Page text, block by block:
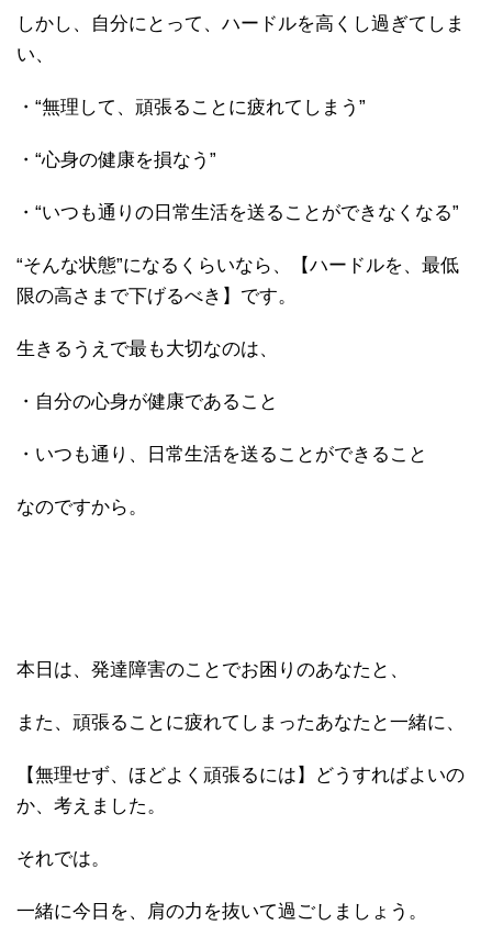
しかし、自分にとって、ハードルを高くし過ぎてしま
い、
・“無理して、頑張ることに疲れてしまう”
・“心身の健康を損なう”
・“いつも通りの日常生活を送ることができなくなる”
“そんな状態”になるくらいなら、【ハードルを、最低
限の高さまで下げるべき】です。
生きるうえで最も大切なのは、
・自分の心身が健康であること
・いつも通り、日常生活を送ることができること
なのですから。
本日は、発達障害のことでお困りのあなたと、
また、頑張ることに疲れてしまったあなたと一緒に、
【無理せず、ほどよく頑張るには】どうすればよいの
か、考えました。
それでは。
一緒に今日を、肩の力を抜いて過ごしましょう。